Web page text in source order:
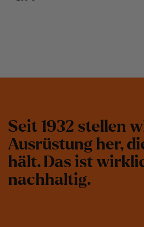
Seit 1932 stellen w
Ausrüstung her, di
hält. Das ist wirkli
nachhaltig.